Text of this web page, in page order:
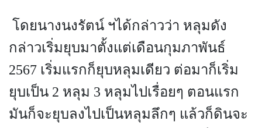
โดยนางนงรัตน์ ฯได้กล่าวว่า หลุมดัง
กล่าวเริ่มยุบมาตั้งแต่เดือนกุมภาพันธ์
2567 เริ่มแรกก็ยุบหลุมเดียว ต่อมาก็เริ่ม
ยุบเป็น 2 หลุม 3 หลุมไปเรื่อยๆ ตอนแรก
มันก็จะยุบลงไปเป็นหลุมลึกๆ แล้วก็ดินจะ